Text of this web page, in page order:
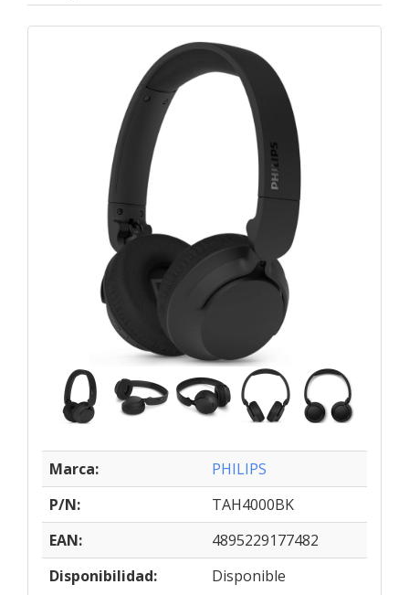
Marca:
PHILIPS
P/N:
TAH4000BK
EAN:
4895229177482
Disponibilidad:
Disponible